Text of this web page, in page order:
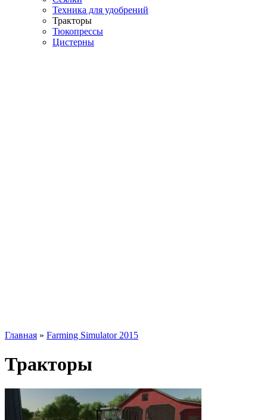
Техника для удобрений
Тракторы
Тюкопрессы
Цистерны
Главная » Farming Simulator 2015
Тракторы